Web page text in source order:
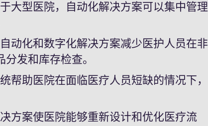
大型医院，自动化解决方案可以集中管理
动化和数字化解决方案减少医护人员在非
发和库存检查。
帮助医院在面临医疗人员短缺的情况下，
方案使医院能够重新设计和优化医疗流